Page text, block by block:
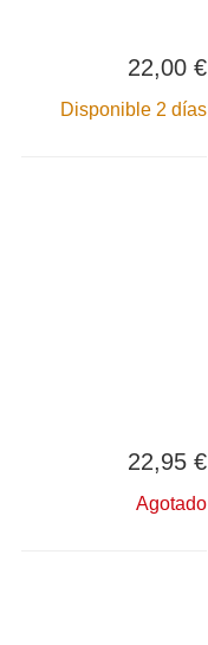
22,00 €
Disponible 2 días
22,95 €
Agotado